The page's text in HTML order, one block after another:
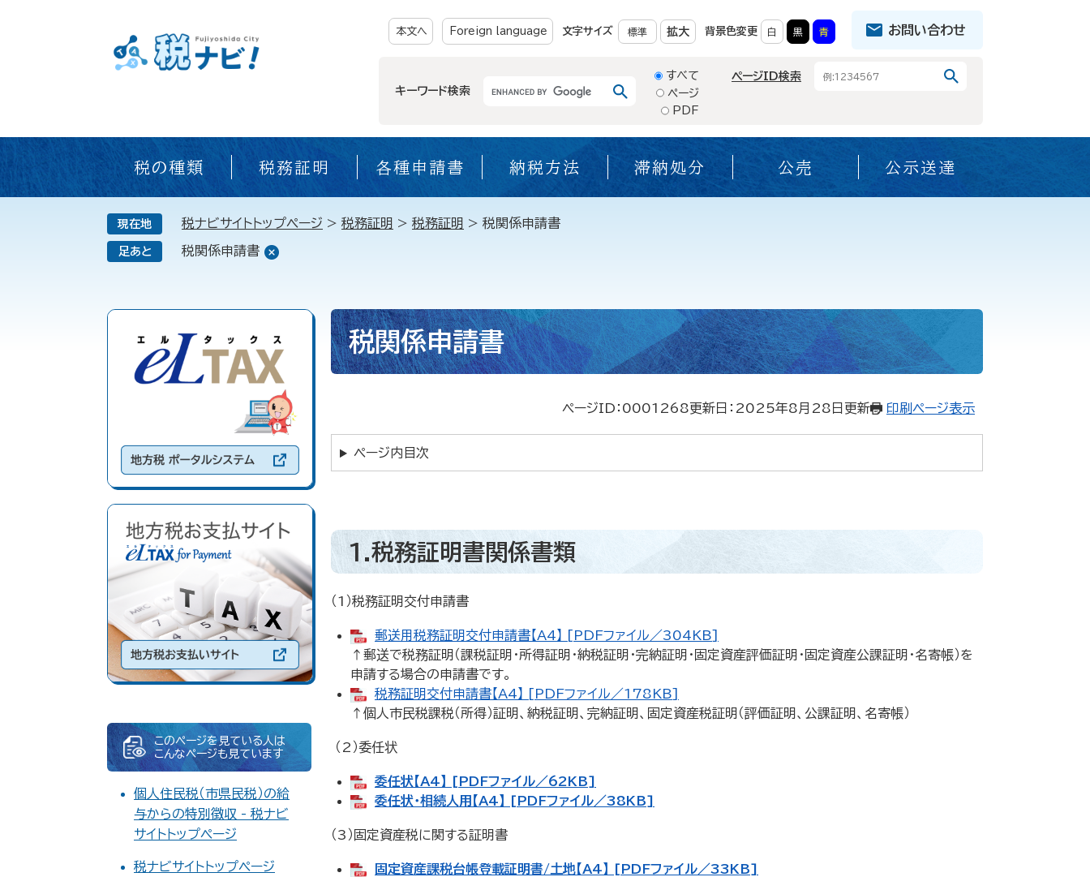
本文へ Foreign language 文字サイズ 標準 拡大 背景色変更 白 黒 青 お問い合わせ
キーワード検索
すべて
ページ
PDF
ページID検索
税の種類 税務証明 各種申請書 納税方法 滞納処分 公売 公示送達
現在地 税ナビサイトトップページ > 税務証明 > 税務証明 > 税関係申請書
足あと 税関係申請書
税関係申請書
ページID：0001268更新日：2025年8月28日更新 印刷ページ表示
ページ内目次
1.税務証明書関係書類
（1）税務証明交付申請書
郵送用税務証明交付申請書【A4】 [PDFファイル／304KB]
↑郵送で税務証明（課税証明・所得証明・納税証明・完納証明・固定資産評価証明・固定資産公課証明・名寄帳）を
申請する場合の申請書です。
税務証明交付申請書【A4】 [PDFファイル／178KB]
↑個人市民税課税（所得）証明、納税証明、完納証明、固定資産税証明（評価証明、公課証明、名寄帳）
（2）委任状
委任状【A4】 [PDFファイル／62KB]
委任状・相続人用【A4】 [PDFファイル／38KB]
​（3）固定資産税に関する証明書
固定資産課税台帳登載証明書/土地【A4】 [PDFファイル／33KB]
このページを見ている人は
こんなページも見ています
個人住民税（市県民税）の給
与からの特別徴収 - 税ナビ
サイトトップページ
税ナビサイトトップページ